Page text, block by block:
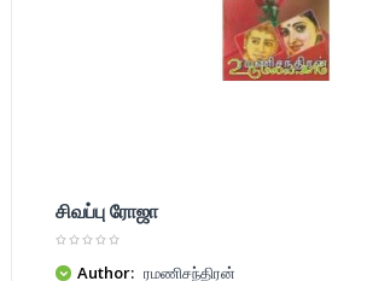
சிவப்பு ரோஜா
Author: ரமணிசந்திரன்